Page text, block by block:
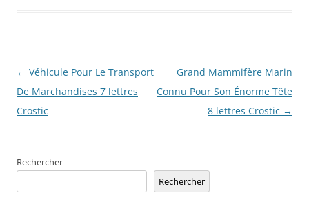
Navigation
des
articles
← Véhicule Pour Le Transport
De Marchandises 7 lettres
Crostic
Grand Mammifère Marin
Connu Pour Son Énorme Tête
8 lettres Crostic →
Rechercher
Rechercher